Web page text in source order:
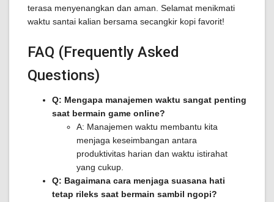
terasa menyenangkan dan aman. Selamat menikmati
waktu santai kalian bersama secangkir kopi favorit!
FAQ (Frequently Asked
Questions)
Q: Mengapa manajemen waktu sangat penting
saat bermain game online?
A: Manajemen waktu membantu kita
menjaga keseimbangan antara
produktivitas harian dan waktu istirahat
yang cukup.
Q: Bagaimana cara menjaga suasana hati
tetap rileks saat bermain sambil ngopi?